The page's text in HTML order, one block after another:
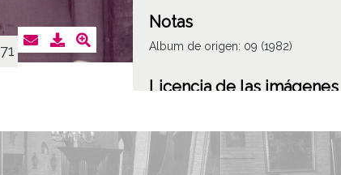
Notas
Album de origen: 09 (1982)
Licencia de las imágenes